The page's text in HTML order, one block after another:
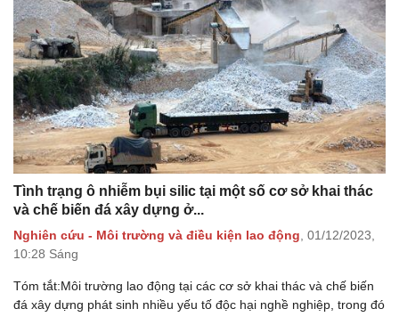
Tình trạng ô nhiễm bụi silic tại một số cơ sở khai thác
và chế biến đá xây dựng ở...
Nghiên cứu - Môi trường và điều kiện lao động 01/12/2023,
10:28 Sáng
Tóm tắt:Môi trường lao động tại các cơ sở khai thác và chế biến
đá xây dựng phát sinh nhiều yếu tố độc hại nghề nghiệp, trong đó